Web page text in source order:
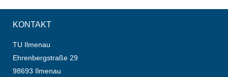
KONTAKT
TU Ilmenau
Ehrenbergstraße 29
98693 Ilmenau